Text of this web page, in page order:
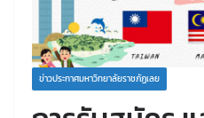
ข่าวประกาศมหาวิทยาลัยราชภัฏเลย